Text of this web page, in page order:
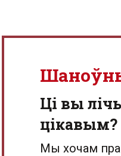
Ці вы
цікавым?
Мы хочам